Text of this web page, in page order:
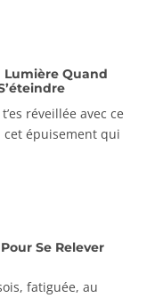
Lumière Quand
réveillée avec ce
épuisement qui
Se Relever
fatiguée, au